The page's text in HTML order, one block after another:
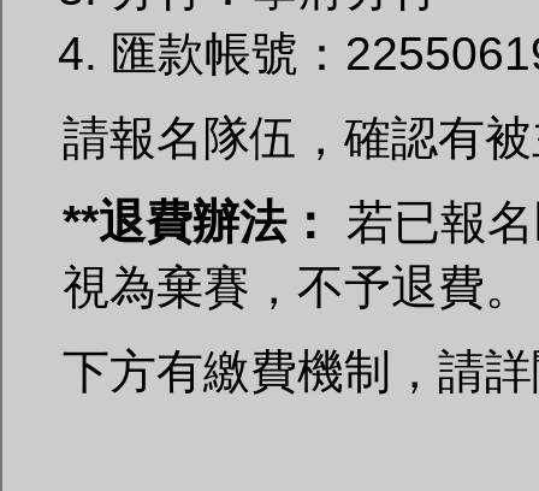
匯款帳號：
請報名隊伍，確認有
**退費辦法：
若已報
視為棄賽，不予退費。
下方有繳費機制，請